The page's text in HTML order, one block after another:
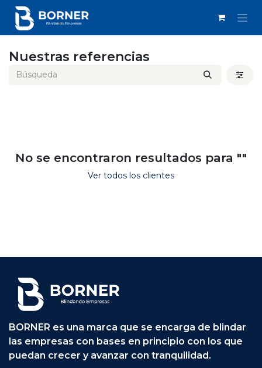
Nuestras referencias
No se encontraron resultados para ""
Ver todos los clientes
BORNER es una marca que se encarga de blindar
las empresas con bases en principio con los que
puedan crecer y avanzar con tranquilidad.